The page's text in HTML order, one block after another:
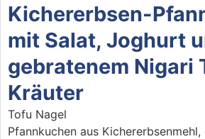
Kichererbsen-
mit Salat, Joghurt
gebratenem Nigari
Kräuter
Tofu Nagel
Pfannkuchen aus